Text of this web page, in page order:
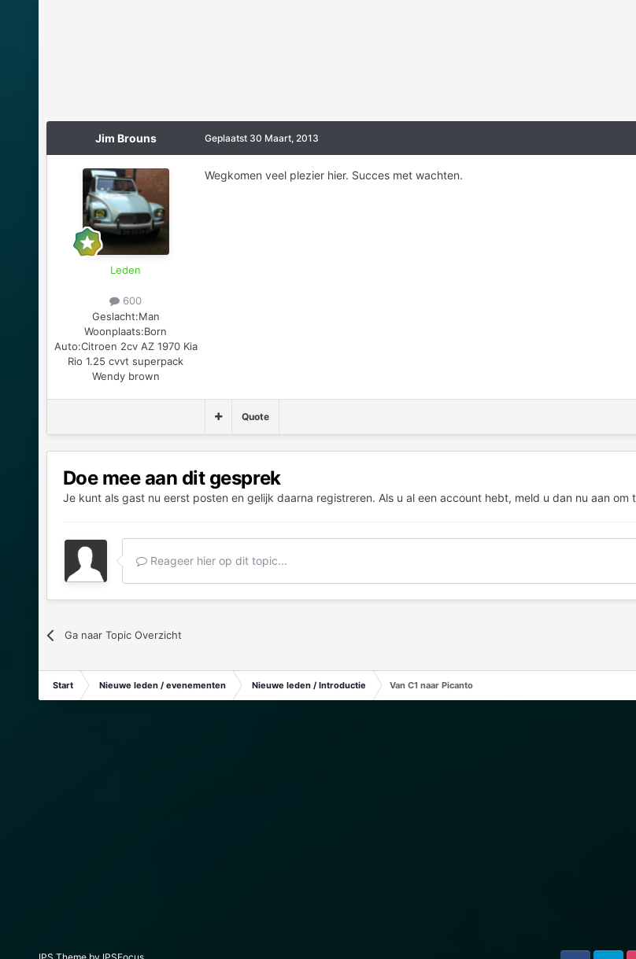
Jim Brouns
Leden
600
Geslacht:Man
Woonplaats:Born
Auto:Citroen 2cv AZ 1970 Kia
Rio 1.25 cvvt superpack
Wendy brown
Geplaatst 30 Maart, 2013
Wegkomen veel plezier hier. Succes met wachten.
Quote
Doe mee aan dit gesprek
Je kunt als gast nu eerst posten en gelijk daarna registreren. Als u al een account hebt, meld u dan nu aan om
Reageer hier op dit topic...
Ga naar Topic Overzicht
Start Nieuwe leden / evenementen Nieuwe leden / Introductie Van C1 naar Picanto